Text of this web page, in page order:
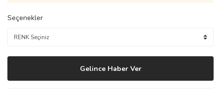
Seçenekler
Gelince Haber Ver